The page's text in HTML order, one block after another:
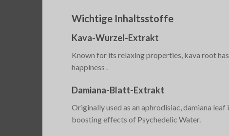
Wichtige Inhaltsstoffe
Kava-Wurzel-Extrakt
Known for its relaxing properties, kava root
happiness​ .
Damiana-Blatt-Extrakt
Originally used as an aphrodisiac, damiana
boosting effects of Psychedelic Water​.